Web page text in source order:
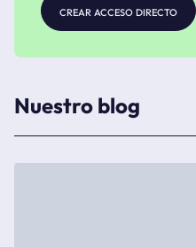
crear acceso directo
Nuestro blog